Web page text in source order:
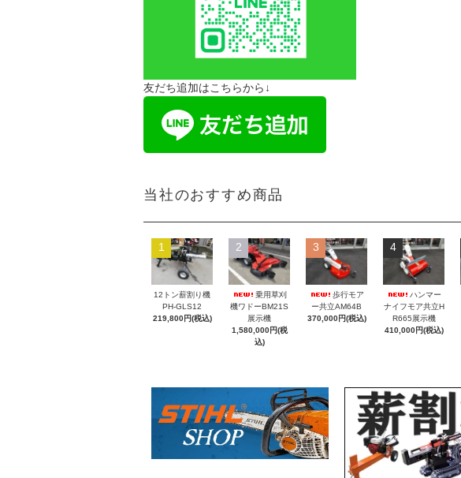
友だち追加はこちらから↓
当社のおすすめ商品
1
12トン薪割り機
PH-GLS12
219,800円(税込)
2
乗用草刈
機ワドーBM21S
展示機
1,580,000円(税
込)
3
歩行モア
ー共立AM64B
370,000円(税込)
4
ハンマー
ナイフモア共立H
R665展示機
410,000円(税込)